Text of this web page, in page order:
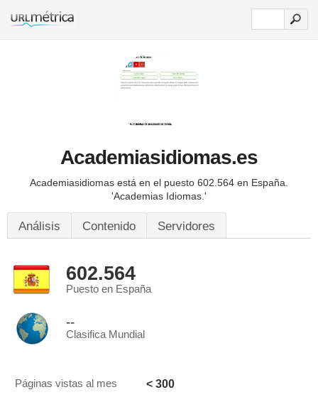
Academiasidiomas.es
Academiasidiomas está en el puesto 602.564 en España.
'Academias Idiomas.'
Análisis Contenido Servidores
602.564
Puesto en España
--
Clasifica Mundial
Páginas vistas al mes < 300